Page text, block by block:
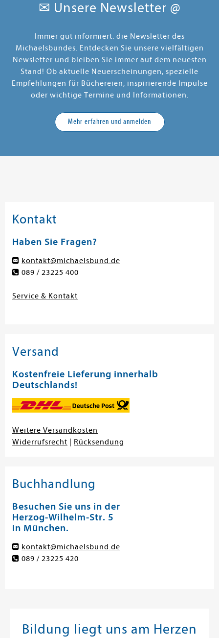
✉ Unsere Newsletter @
Immer gut informiert: die Newsletter des
Michaelsbundes. Entdecken Sie unsere vielfältigen
Newsletter und bleiben Sie immer auf dem neuesten
Stand! Ob aktuelle Neuerscheinungen, spezielle
Empfehlungen für Büchereien, inspirierende Impulse
oder wichtige Termine und Informationen.
Mehr erfahren und anmelden
Kontakt
Haben Sie Fragen?
kontakt@michaelsbund.de
089 / 23225 400
Service & Kontakt
Versand
Kostenfreie Lieferung innerhalb
Deutschlands!
Weitere Versandkosten
Widerrufsrecht
Rücksendung
Buchhandlung
Besuchen Sie uns in der
Herzog-Wilhelm-Str. 5
in München.
kontakt@michaelsbund.de
089 / 23225 420
Bildung liegt uns am Herzen